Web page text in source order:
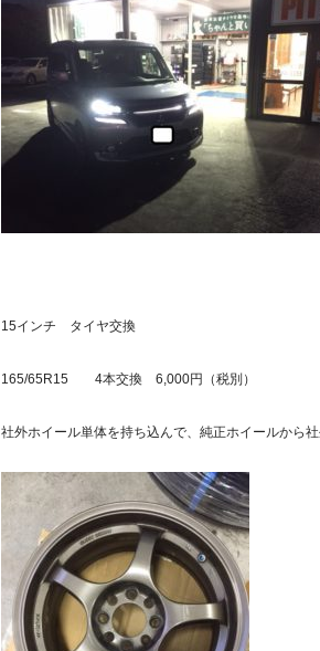
15インチ タイヤ交換
165/65R15 4本交換 6,000円（税別）
社外ホイール単体を持ち込んで、純正ホイールから社